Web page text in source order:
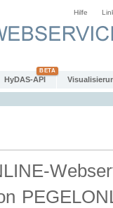
Hilfe
HyDAS-API